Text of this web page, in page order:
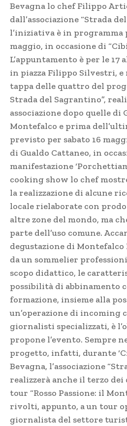
Bevagna lo chef Filippo
dall’associazione “Strada
l’iniziativa è in programma
maggio, in occasione di
L’appuntamento è per le 17
in piazza Filippo Silvestri,
tappa delle quattro del
Strada del Sagrantino”,
associazione dopo quelle di
Montefalco e prima
previsto per sabato 16
di Gualdo Cattaneo, in
manifestazione
cooking show lo chef
la realizzazione di alcune
locale rielaborate con
altre zone del mondo, ma
parte dell’uso comune.
degustazione di Montefalco
da un sommelier
scopo didattico, le
possibilità di abbinamento
formazione, insieme alla
un’operazione di incoming
giornalisti specializzati, è
propone l’evento. Sempre
progetto, infatti, durante
Bevagna, l’associazione
realizzerà anche il terzo
tour “Rosso Passione: il
rivolti, appunto, a un tour
giornalista del settore